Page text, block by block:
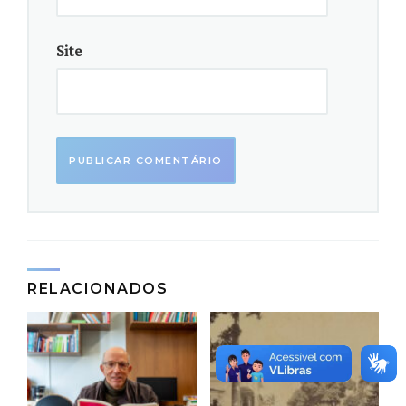
Mídia ajudou a disseminar
Site
RELACIONADOS